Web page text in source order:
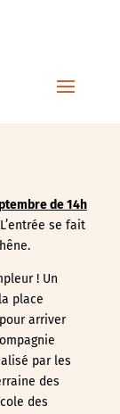
de 14h
se fait
! Un
place
arriver
par les
des
des